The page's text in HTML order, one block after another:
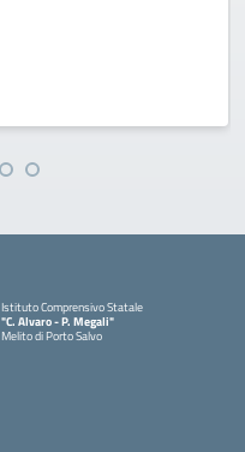
Istituto Comprensivo Statale
"C. Alvaro - P. Megali"
Melito di Porto Salvo